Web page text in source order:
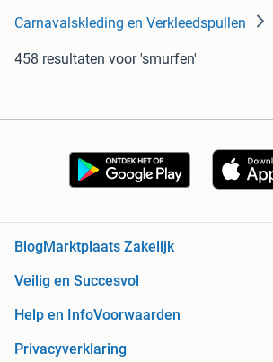
Carnavalskleding en Verkleedspullen
458 resultaten voor 'smurfen'
Blog Marktplaats Zakelijk
Veilig en Succesvol
Help en InfoVoorwaarden
Privacyverklaring